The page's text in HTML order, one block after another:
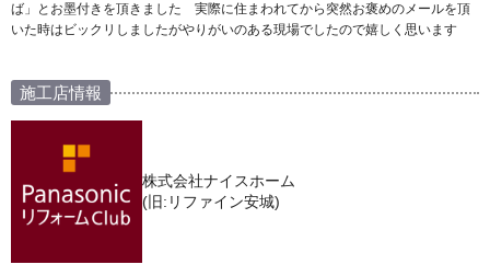
ば」とお墨付きを頂きました 実際に住まわれてから突然お褒めのメールを頂
いた時はビックリしましたがやりがいのある現場でしたので嬉しく思います
施工店情報
株式会社ナイスホーム
(旧:リファイン安城)